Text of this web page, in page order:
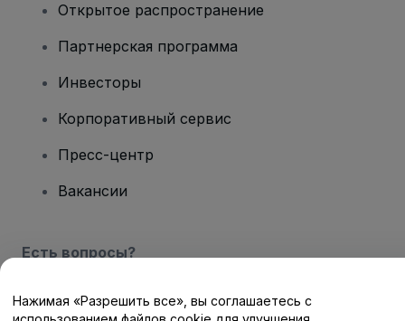
Открытое распространение
Партнерская программа
Инвесторы
Корпоративный сервис
Пресс-центр
Вакансии
Есть вопросы?
Центр помощи / Свяжитесь с нами
Нажимая «Разрешить все», вы соглашаетесь с